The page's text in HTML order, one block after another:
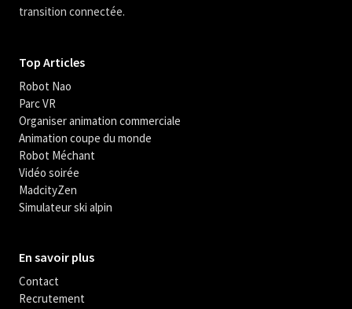
transition connectée.
Top Articles
Robot Nao
Parc VR
Organiser animation commerciale
Animation coupe du monde
Robot Méchant
Vidéo soirée
MadcityZen
Simulateur ski alpin
En savoir plus
Contact
Recrutement